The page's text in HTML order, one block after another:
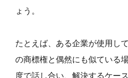
ょう。
たとえば、ある企業が使用し
の商標権と偶然にも似ている
度で話し合い、解決するケー